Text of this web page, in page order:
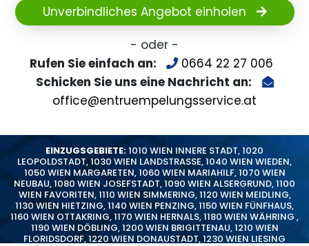
Unverbindliches Angebot einholen
- oder -
Rufen Sie einfach an:
0664 22 27 006
Schicken Sie uns eine Nachricht an:
office@entruempelungsservice.at
EINZUGSGEBIETE:1010 WIEN INNERE STADT,1020
LEOPOLDSTADT,1030 WIEN LANDSTRASSE,1040 WIEN WIEDEN,
1050 WIEN MARGARETEN,1060 WIEN MARIAHILF,1070 WIEN
NEUBAU,1080 WIEN JOSEFSTADT,1090 WIEN ALSERGRUND,1100
WIEN FAVORITEN,1110 WIEN SIMMERING,1120 WIEN MEIDLING,
1130 WIEN HIETZING,1140 WIEN PENZING,1150 WIEN FÜNFHAUS,
1160 WIEN OTTAKRING,1170 WIEN HERNALS,1180 WIEN WÄHRING ,
1190 WIEN DÖBLING,1200 WIEN BRIGITTENAU,1210 WIEN
FLORIDSDORF,1220 WIEN DONAUSTADT,1230 WIEN LIESING